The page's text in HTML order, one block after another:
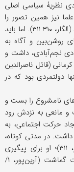
نظریۀ سیاسی اصلی
نیز همین تصور را
داشتند و به همین سبب، با او مخالفت می‌کردند (الگار، ۳۱۰-۳۱۱). اما باید
روشن‌بین و آگاه به
نجم‌آبادی، داشت و
(قاتل ناصرالدین
دولتمردی بود که در
نامشروع را بست و
و مانعی به نزدش رود
ایجاد حرکت اجتماعی، به
در مدتی کوتاه،
به پشتیبانی او چندین مدرسه ایجاد شد (الگار، ۳۱۱)؛ او برای پیگیری
هدفهایش، به تأسیس انجمن معارف نیز همت گماشت (آرین‌پور، ۱/